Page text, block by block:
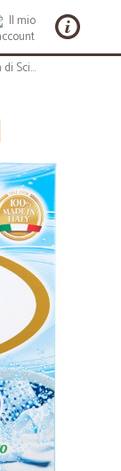
Spuma di Sciampagna fustino fresco 90 misurini